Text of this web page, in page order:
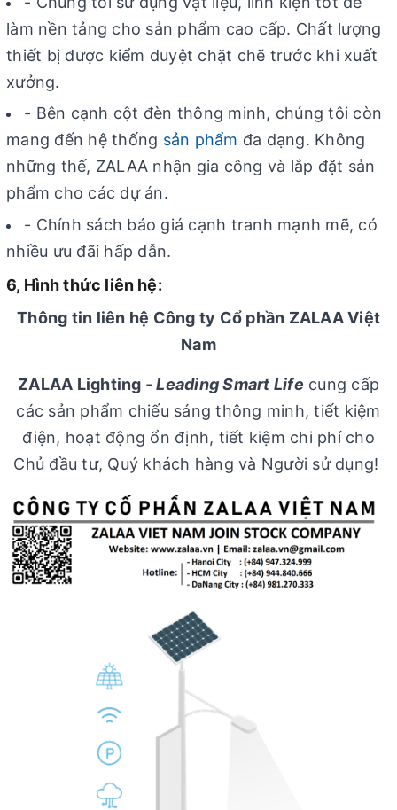
làm nền tảng cho sản phẩm cao cấp. Chất lượng
thiết bị được kiểm duyệt chặt chẽ trước khi xuất
xưởng.
- Bên cạnh cột đèn thông minh, chúng tôi còn
mang đến hệ thống sản phẩm đa dạng. Không
những thế, ZALAA nhận gia công và lắp đặt sản
phẩm cho các dự án.
- Chính sách báo giá cạnh tranh mạnh mẽ, có
nhiều ưu đãi hấp dẫn.
6, Hình thức liên hệ:
Thông tin liên hệ Công ty Cổ phần ZALAA Việt
Nam
ZALAA Lighting -Leading Smart Life cung cấp
các sản phẩm chiếu sáng thông minh, tiết kiệm
điện, hoạt động ổn định, tiết kiệm chi phí cho
Chủ đầu tư, Quý khách hàng và Người sử dụng!